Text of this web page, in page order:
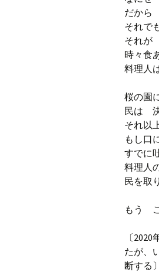
だから
それで
それが
時々食
料理人
桜の園
民は
それ以
もし口
すでに
料理人
民を取
もう
〔
たが、
断する〕